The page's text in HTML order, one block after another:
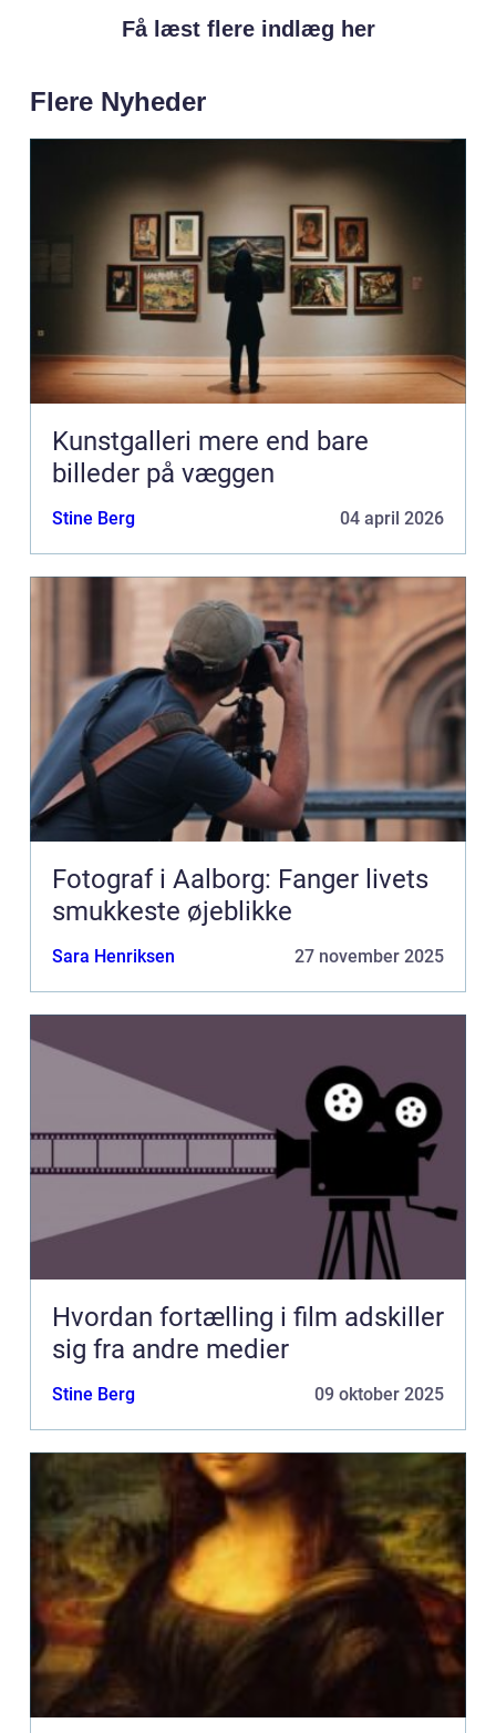
Få læst flere indlæg her
Flere Nyheder
Kunstgalleri mere end bare
billeder på væggen
Stine Berg 04 april 2026
Fotograf i Aalborg: Fanger livets
smukkeste øjeblikke
Sara Henriksen 27 november 2025
Hvordan fortælling i film adskiller
sig fra andre medier
Stine Berg 09 oktober 2025